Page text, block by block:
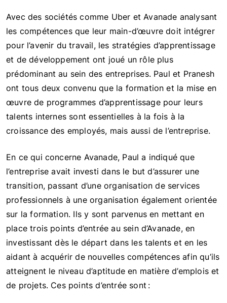
Avec des sociétés comme Uber et Avanade analysant
les compétences que leur main-d’œuvre doit intégrer
pour l’avenir du travail, les stratégies d’apprentissage
et de développement ont joué un rôle plus
prédominant au sein des entreprises. Paul et Pranesh
ont tous deux convenu que la formation et la mise en
œuvre de programmes d’apprentissage pour leurs
talents internes sont essentielles à la fois à la
croissance des employés, mais aussi de l’entreprise.
En ce qui concerne Avanade, Paul a indiqué que
l’entreprise avait investi dans le but d’assurer une
transition, passant d’une organisation de services
professionnels à une organisation également orientée
sur la formation. Ils y sont parvenus en mettant en
place trois points d’entrée au sein d’Avanade, en
investissant dès le départ dans les talents et en les
aidant à acquérir de nouvelles compétences afin qu’ils
atteignent le niveau d’aptitude en matière d’emplois et
de projets. Ces points d’entrée sont :